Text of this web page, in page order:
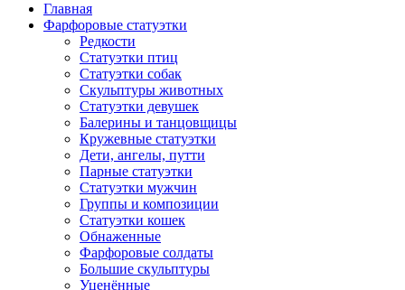
Главная
Фарфоровые статуэтки
Редкости
Cтатуэтки птиц
Cтатуэтки собак
Скульптуры животных
Статуэтки девушек
Балерины и танцовщицы
Кружевные статуэтки
Дети, ангелы, путти
Парные статуэтки
Статуэтки мужчин
Группы и композиции
Статуэтки кошек
Обнаженные
Фарфоровые солдаты
Большие скульптуры
Уценённые